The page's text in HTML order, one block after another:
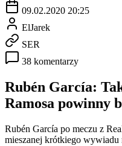
09.02.2020 20:25
ElJarek
SER
38 komentarzy
Rubén García:
Ramosa powinny
Rubén García po meczu z
mieszanej krótkiego wywiadu